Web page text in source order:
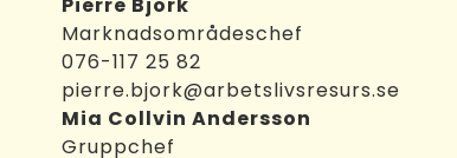
Marknadsområdeschef
076-117 25 82
pierre.bjork@arbetslivsresurs.se
Mia Collvin Andersson
Gruppchef